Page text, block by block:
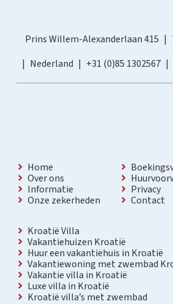
Prins Willem-Alexanderlaan 415
Nederland
+31 (0)85 1302567
Home
Over ons
Informatie
Onze zekerheden
Privacy
Contact
Kroatië Villa
Vakantiehuizen Kroatië
Huur een vakantiehuis in Kroatië
Vakantiewoning met zwembad
Vakantie villa in Kroatië
Luxe villa in Kroatië
Kroatië villa’s met zwembad